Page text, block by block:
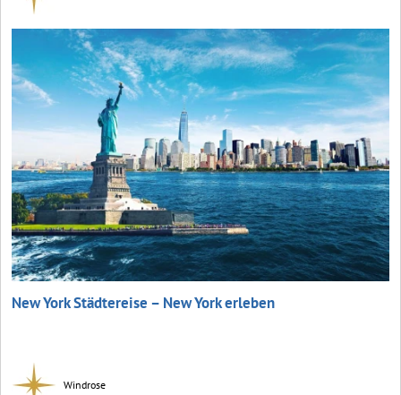
New York Städtereise – New York erleben
Windrose